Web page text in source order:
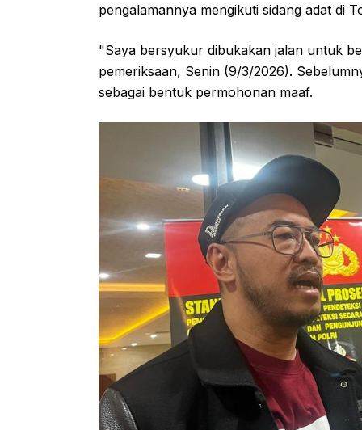
pengalamannya mengikuti sidang adat di
"Saya bersyukur dibukakan jalan untuk
pemeriksaan, Senin (9/3/2026).
sebagai bentuk permohonan maaf.